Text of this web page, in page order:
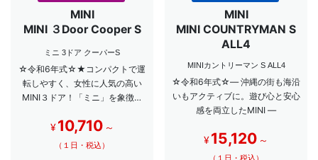
MINI
MINI ３Door Cooper S
ミニ 3ドア クーパーS
☆令和6年式☆★コンパクトで運
転しやすく、女性に人気の高い
MINI３ドア！「ミニ」を象徴す
¥ 10,710 ～
（１日・税込）
MINI
MINI COUNTRYMAN S
ALL4
MINIカントリーマン S ALL4
☆令和6年式☆― 沖縄の街も海沿
いもアクティブに。遊び心と安心
感を両立したMINI ―
¥15,120 ～
（１日・税込）